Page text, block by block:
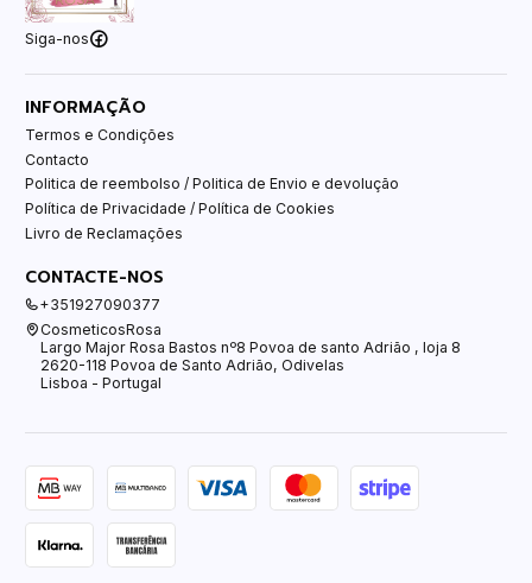
Siga-nos
INFORMAÇÃO
Termos e Condições
Contacto
Politica de reembolso / Politica de Envio e devolução
Política de Privacidade / Política de Cookies
Livro de Reclamações
CONTACTE-NOS
+351927090377
CosmeticosRosa
Largo Major Rosa Bastos nº8 Povoa de santo Adrião , loja 8
2620-118 Povoa de Santo Adrião, Odivelas
Lisboa - Portugal